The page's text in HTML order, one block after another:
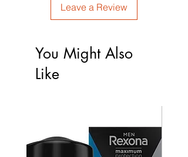
Leave a Review
You Might Also
Like